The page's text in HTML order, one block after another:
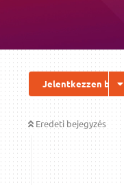
Jelentkezzen be a
Eredeti bejegyzés